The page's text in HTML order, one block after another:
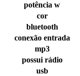
potência w
cor
bluetooth
conexão entrada
mp3
possui rádio
usb